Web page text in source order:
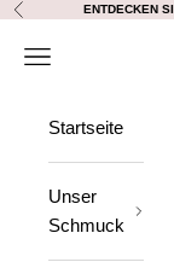
Zum Inhalt springen
Vorherige ENTDECKEN
Navigation öffnen
Startseite
Unser
Schmuck